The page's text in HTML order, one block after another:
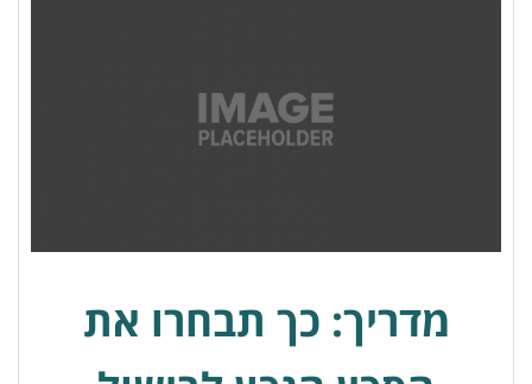
מדריך: כך תבחרו את